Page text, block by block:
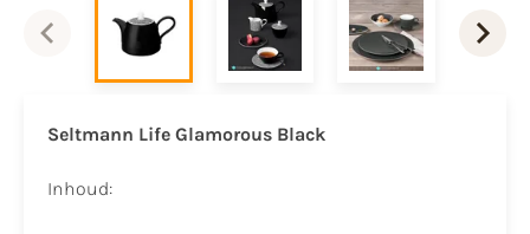
Seltmann Life Glamorous Black
Inhoud: